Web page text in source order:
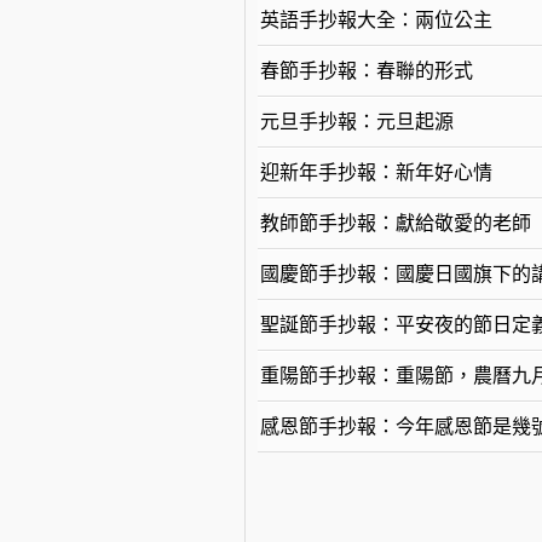
英語手抄報大全：兩位公主
春節手抄報：春聯的形式
元旦手抄報：元旦起源
迎新年手抄報：新年好心情
教師節手抄報：獻給敬愛的老師
國慶節手抄報：國慶日國旗下的
聖誕節手抄報：平安夜的節日定
重陽節手抄報：重陽節，農曆九
感恩節手抄報：今年感恩節是幾